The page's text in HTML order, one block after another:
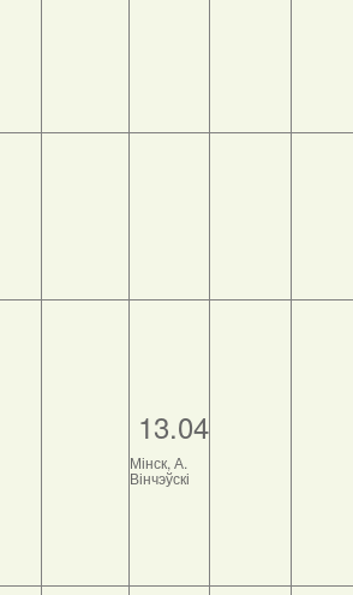
13.04
Мінск, А.
Вінчэўскі